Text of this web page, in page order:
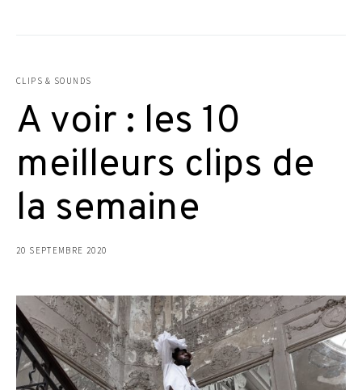
CLIPS & SOUNDS
A voir : les 10
meilleurs clips de
la semaine
20 SEPTEMBRE 2020